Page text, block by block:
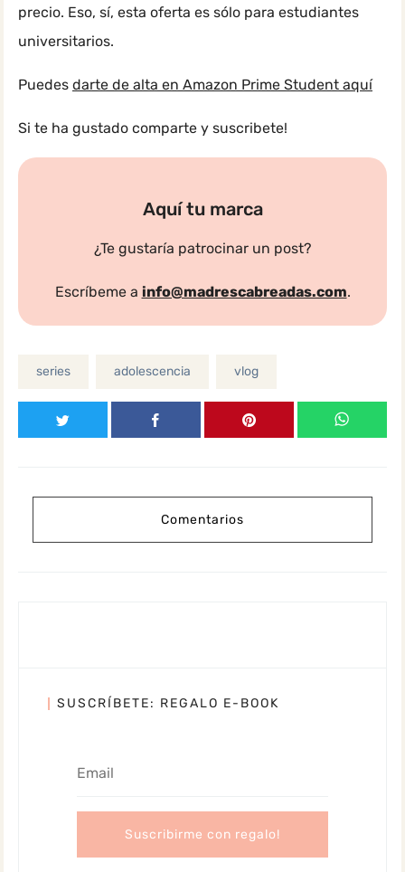
precio. Eso, sí, esta oferta es sólo para estudiantes
universitarios.
Puedes darte de alta en Amazon Prime Student aquí
Si te ha gustado comparte y suscribete!
Aquí tu marca
¿Te gustaría patrocinar un post?
Escríbeme a info@madrescabreadas.com.
series adolescencia vlog
Comentarios
SUSCRÍBETE: REGALO E-BOOK